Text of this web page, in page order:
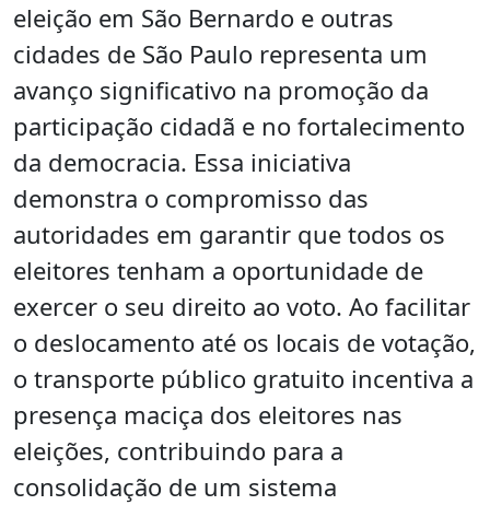
eleição em São Bernardo e outras
cidades de São Paulo representa um
avanço significativo na promoção da
participação cidadã e no fortalecimento
da democracia. Essa iniciativa
demonstra o compromisso das
autoridades em garantir que todos os
eleitores tenham a oportunidade de
exercer o seu direito ao voto. Ao facilitar
o deslocamento até os locais de votação,
o transporte público gratuito incentiva a
presença maciça dos eleitores nas
eleições, contribuindo para a
consolidação de um sistema